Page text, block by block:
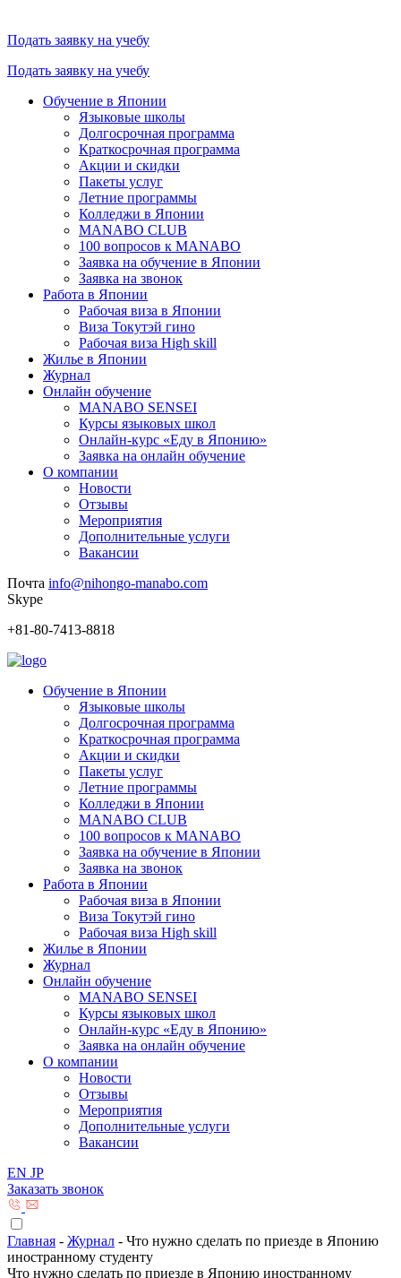
Подать заявку на учебу
Подать заявку на учебу
Обучение в Японии
Языковые школы
Долгосрочная программа
Краткосрочная программа
Акции и скидки
Пакеты услуг
Летние программы
Колледжи в Японии
MANABO CLUB
100 вопросов к MАNABO
Заявка на обучение в Японии
Заявка на звонок
Работа в Японии
Рабочая виза в Японии
Виза Токутэй гино
Рабочая виза High skill
Жилье в Японии
Журнал
Онлайн обучение
MANABO SENSEI
Курсы языковых школ
Онлайн-курс «Еду в Японию»
Заявка на онлайн обучение
О компании
Новости
Отзывы
Мероприятия
Дополнительные услуги
Вакансии
Почта info@nihongo-manabo.com
Skype
+81-80-7413-8818
Обучение в Японии
Языковые школы
Долгосрочная программа
Краткосрочная программа
Акции и скидки
Пакеты услуг
Летние программы
Колледжи в Японии
MANABO CLUB
100 вопросов к MАNABO
Заявка на обучение в Японии
Заявка на звонок
Работа в Японии
Рабочая виза в Японии
Виза Токутэй гино
Рабочая виза High skill
Жилье в Японии
Журнал
Онлайн обучение
MANABO SENSEI
Курсы языковых школ
Онлайн-курс «Еду в Японию»
Заявка на онлайн обучение
О компании
Новости
Отзывы
Мероприятия
Дополнительные услуги
Вакансии
EN JP
Заказать звонок
Главная - Журнал - Что нужно сделать по приезде в Японию
иностранному студенту
Что нужно сделать по приезде в Японию иностранному